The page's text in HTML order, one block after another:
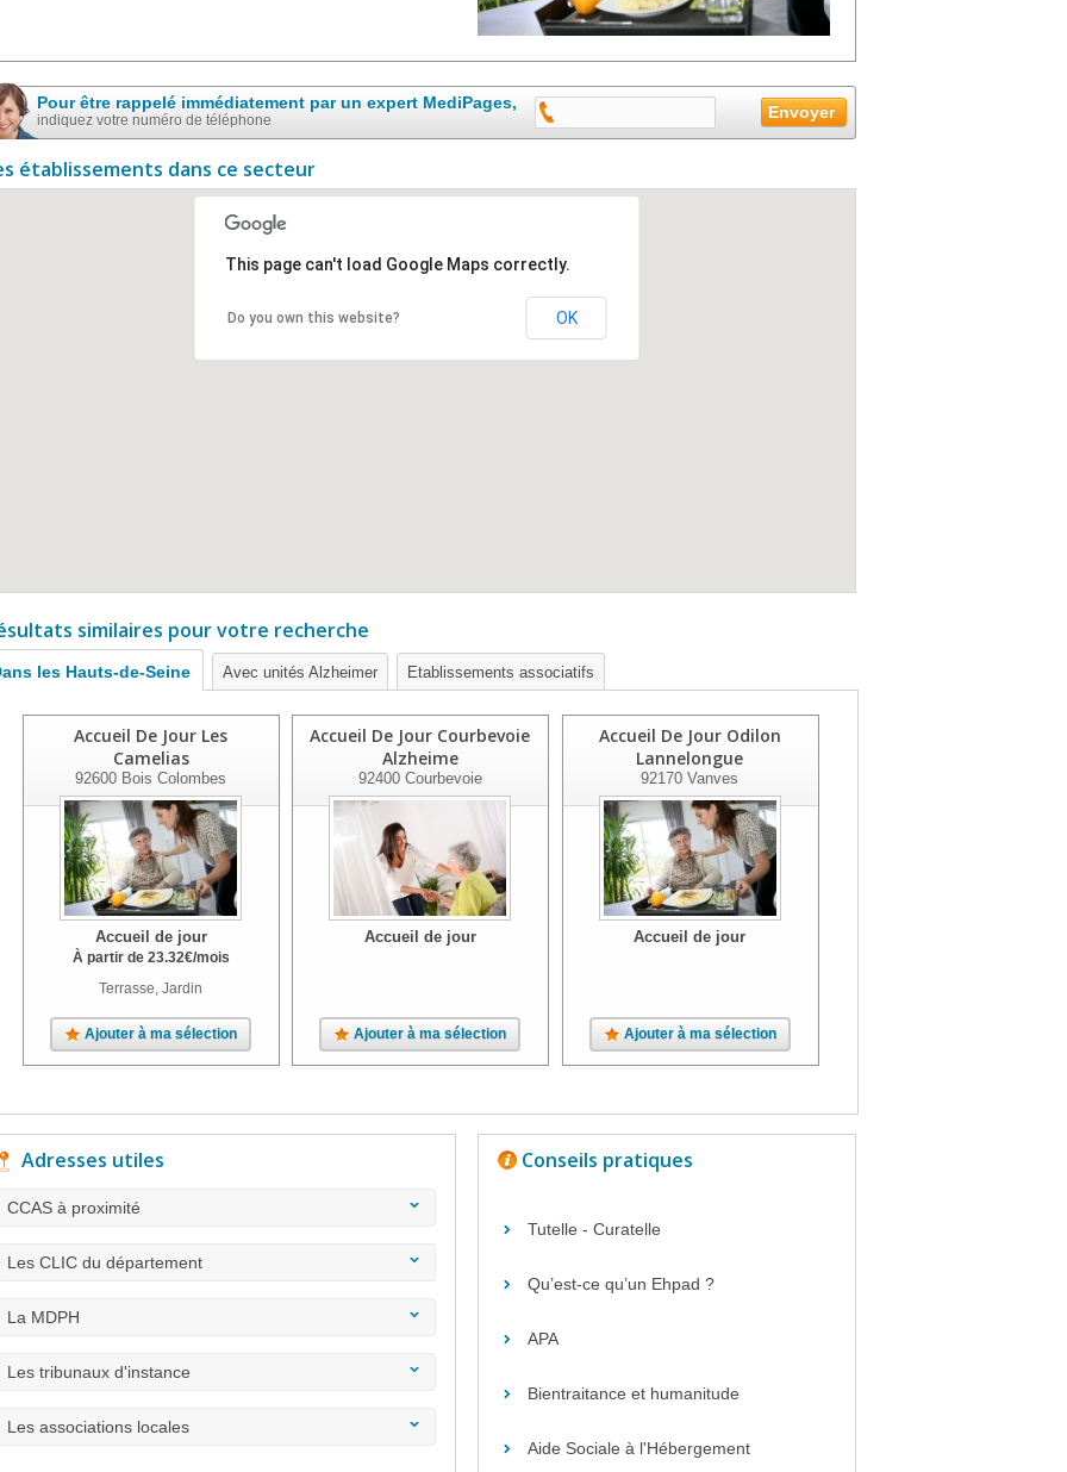
Pour être rappelé immédiatement par un expert MediPages,
indiquez votre numéro de téléphone
établissements dans ce secteur
This page can't load Google Maps correctly.
Do you own this website? OK
similaires pour votre recherche
les Hauts-de-Seine Avec unités Alzheimer Etablissements associatifs
Accueil De Jour Les
Camelias
92600 Bois Colombes
Accueil de jour
À partir de 23.32€/mois
Terrasse, Jardin
Ajouter à ma sélection
Accueil De Jour Courbevoie
Alzheime
92400Courbevoie
Accueil de jour
Ajouter à ma sélection
Accueil De Jour Odilon
Lannelongue
92170 Vanves
Accueil de jour
Ajouter à ma sélection
Adresses utiles
CCAS à proximité
Les CLIC du département
La MDPH
Les tribunaux d'instance
Les associations locales
Conseils pratiques
Tutelle - Curatelle
Qu’est-ce qu’un Ehpad ?
APA
Bientraitance et humanitude
Aide Sociale à l'Hébergement